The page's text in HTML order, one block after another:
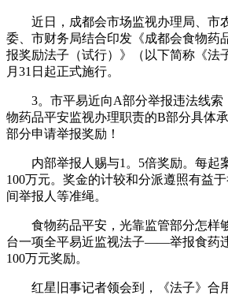
近日，成都会市场监视办理局、市
委、市财务局结合印发《成都会食物药
报奖励法子（试行）》（以下简称《法
月31日起正式施行。
3。市平易近向A部分举报违法线索
物药品平安监视办理职责的B部分具体
部分申请举报奖励！
内部举报人赐与1。5倍奖励。每起
100万元。奖金的计较和分派遵照有益
间举报人等准绳。
食物药品平安，光靠监管部分怎样
台一项全平易近监视法子——举报食药
100万元奖励。
红星旧事记者领会到，《法子》合